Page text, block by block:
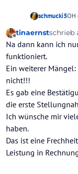
schmucki5OH
im
in
Offline
tinaernstschrieb
zuletzt
Na dann kann ich
funktioniert.
Ein weiterer
nicht!!!
Es gab eine
die erste
Ich wünsche mir
haben.
Das ist eine
Leistung in